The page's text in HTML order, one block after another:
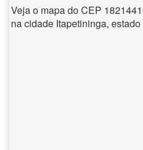
Veja o mapa do CEP
na cidade Itapetininga,